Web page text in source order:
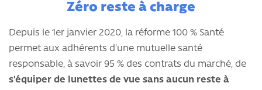
Zéro reste à charge
Depuis le 1er janvier 2020, la réforme 100 % Santé
permet aux adhérents d’une mutuelle santé
responsable, à savoir 95 % des contrats du marché, de
s’équiper de lunettes de vue sans aucun reste à